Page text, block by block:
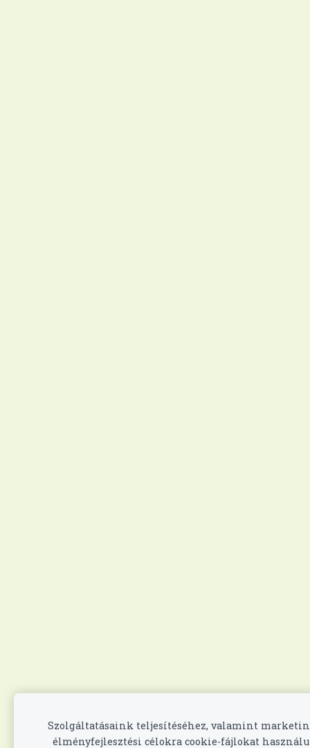
Szolgáltatásaink teljesítéséhez, valamint
élményfejlesztési célokra cookie-fájlokat